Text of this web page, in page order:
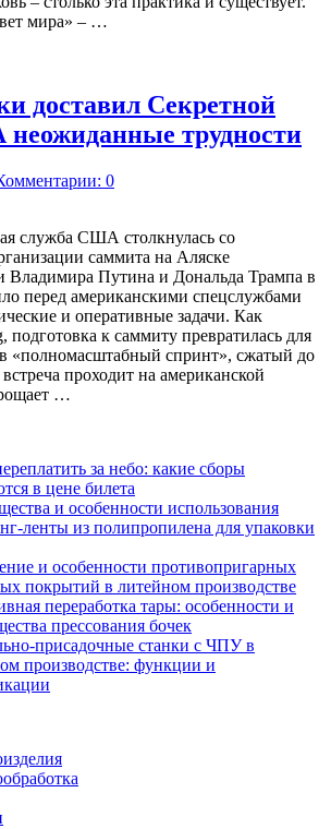
мира» – …
доставил Секретной
трудности
0
служба США столкнулась со
саммита на Аляске
Владимира Путина и Дональда Трампа в
перед американскими спецслужбами
и оперативные задачи. Как
подготовка к саммиту превратилась для
«полномасштабный спринт», сжатый до
проходит на американской
…
за небо: какие сборы
в цене билета
и особенности использования
ленты из полипропилена для упаковки
и особенности противопригарных
покрытий в литейном производстве
переработка тары: особенности и
прессования бочек
присадочные станки с ЧПУ в
производстве: функции и